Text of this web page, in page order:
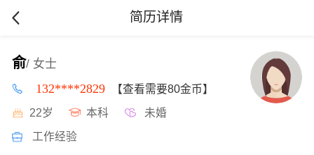
简历详情
俞/ 女士
132****2829 【查看需要80金币】
22岁 本科 未婚
工作经验